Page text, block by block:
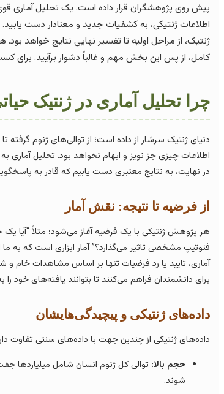
پیش روی پژوهشگران قرار داده است. یک تحلیل آماری قوی
اطلاعات ژنتیکی، به کشفیات جدید و معنادار دست
ژنتیک، از مراحل اولیه تا تفسیر نهایی نتایج خواهد
کامل، از پس این بخش مهم و غالباً دشوار برآیید. برای
چرا تحلیل آماری در ژنتیک
دنیای ژنتیک سرشار از داده است؛ از توالی‌های ژنوم
اطلاعات چیزی جز نویز و ابهام نخواهد بود. تحلیل آماری
در نهایت، به نتایج معتبری دست یابیم که قادر به
از فرضیه تا نتیجه: نقش آمار
هر پژوهش ژنتیکی با یک فرضیه آغاز می‌شود؛ مثلاً “آیا
فنوتیپ مشخصی تاثیر می‌گذارد؟” آمار ابزاری است که به
آماری، تایید یا رد فرضیات تنها بر اساس مشاهدات خام و
برای دانشمندان فراهم می‌کنند تا بتوانند یافته‌های خود را
داده‌های ژنتیکی و پیچیدگی‌هایشان
داده‌های ژنتیکی از چندین جهت با داده‌های سنتی تفاوت
حجم بالا: توالی کل ژنوم انسان شامل میلیاردها
شوند.